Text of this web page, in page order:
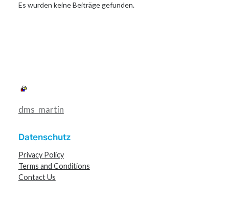
Es wurden keine Beiträge gefunden.
dms_martin
Datenschutz
Privacy Policy
Terms and Conditions
Contact Us